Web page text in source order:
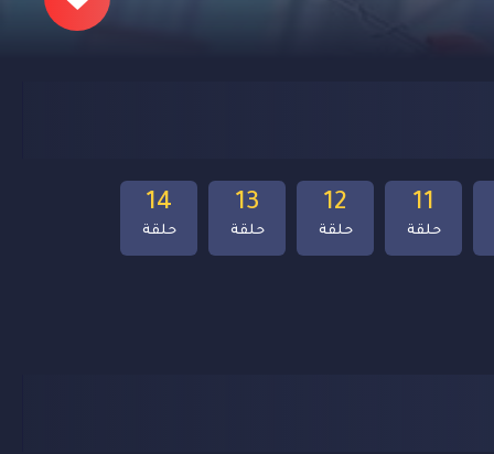
14
حلقة
13
حلقة
12
حلقة
11
حلقة